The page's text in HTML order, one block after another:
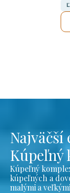
Najväčší
Kúpeľný
Kúpeľný
kúpeľných a
malými a